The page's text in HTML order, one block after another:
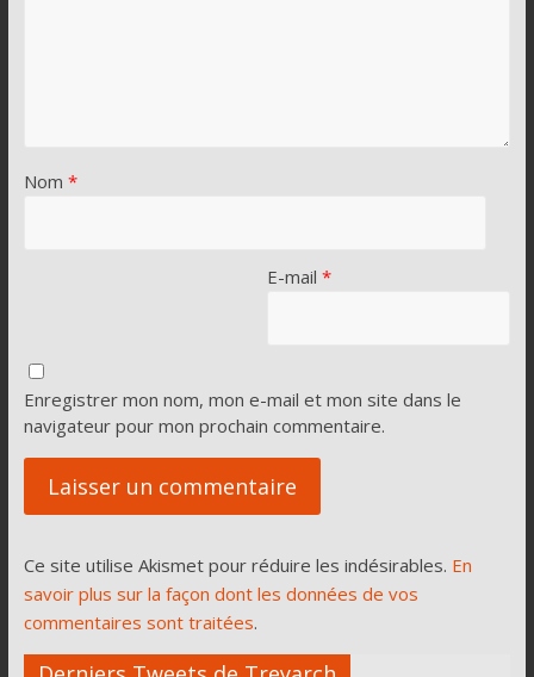
Nom *
E-mail *
Enregistrer mon nom, mon e-mail et mon site dans le
navigateur pour mon prochain commentaire.
Ce site utilise Akismet pour réduire les indésirables. En
savoir plus sur la façon dont les données de vos
commentaires sont traitées.